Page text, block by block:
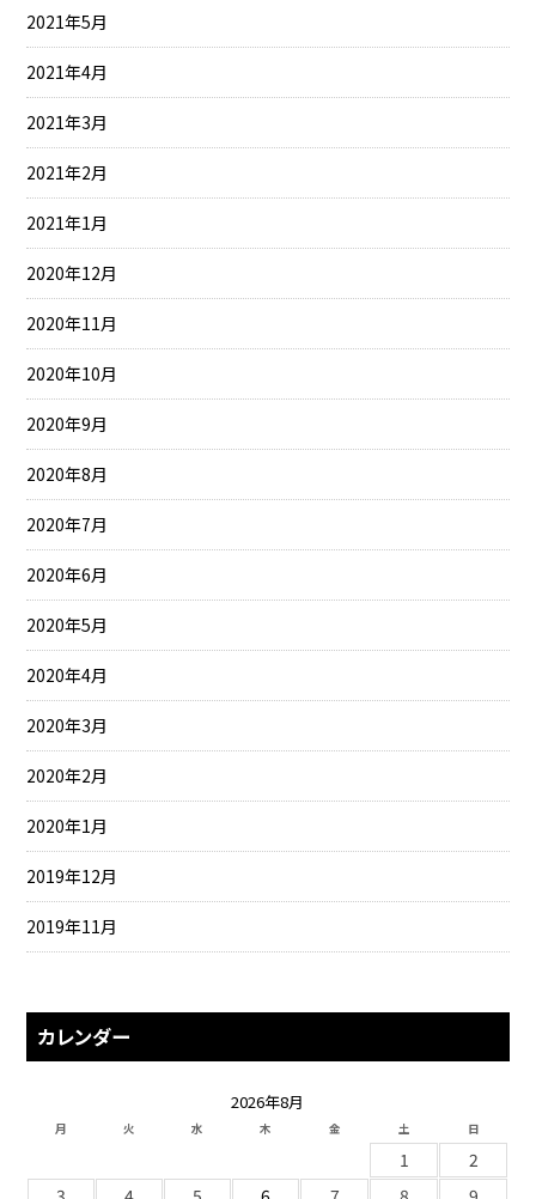
2021年5月
2021年4月
2021年3月
2021年2月
2021年1月
2020年12月
2020年11月
2020年10月
2020年9月
2020年8月
2020年7月
2020年6月
2020年5月
2020年4月
2020年3月
2020年2月
2020年1月
2019年12月
2019年11月
カレンダー
2026年8月
月 火 水 木 金 土 日
1
2